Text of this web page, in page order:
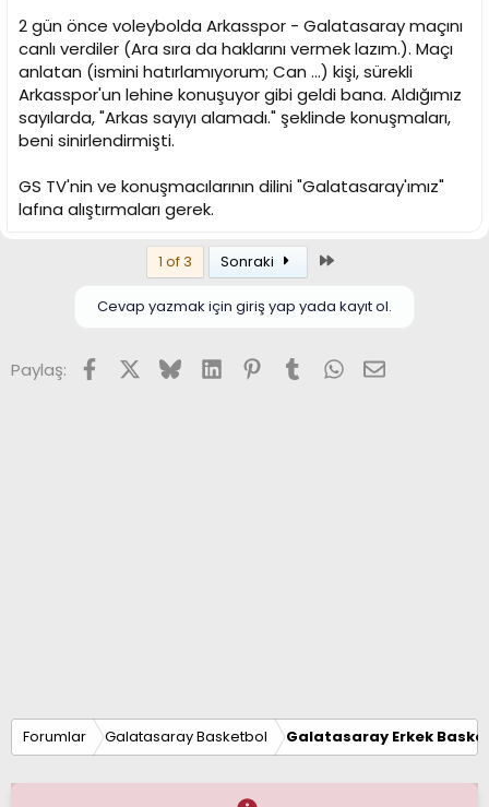
2 gün önce voleybolda Arkasspor - Galatasaray maçını
canlı verdiler (Ara sıra da haklarını vermek lazım.). Maçı
anlatan (ismini hatırlamıyorum; Can ...) kişi, sürekli
Arkasspor'un lehine konuşuyor gibi geldi bana. Aldığımız
sayılarda, "Arkas sayıyı alamadı." şeklinde konuşmaları,
beni sinirlendirmişti.
GS TV'nin ve konuşmacılarının dilini "Galatasaray'ımız"
lafına alıştırmaları gerek.
1 of 3 Sonraki
Cevap yazmak için giriş yap yada kayıt ol.
Paylaş: FacebookX (Twitter)
BlueskyLinkedInPinterest
TumblrWhatsApp
E-posta
Forumlar Galatasaray Basketbol Galatasaray Erkek